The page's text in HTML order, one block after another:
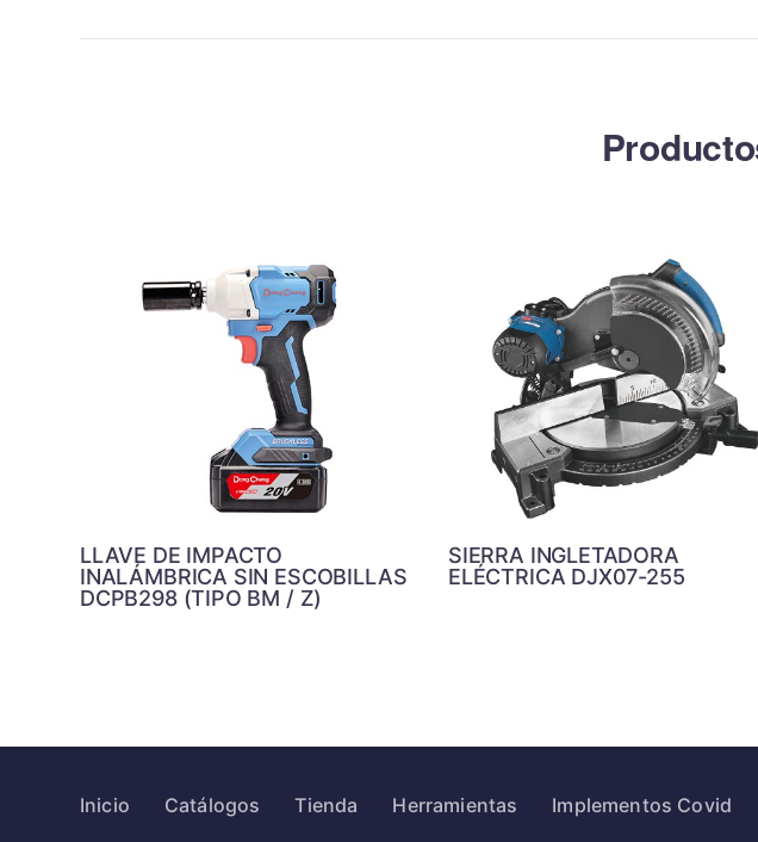
LLAVE DE IMPACTO
INALÁMBRICA SIN ESCOBILLAS
DCPB298 (TIPO BM / Z)
SIERRA INGLETADORA
ELÉCTRICA DJX07-255
Inicio Catálogos Tienda Herramientas Implementos Covid